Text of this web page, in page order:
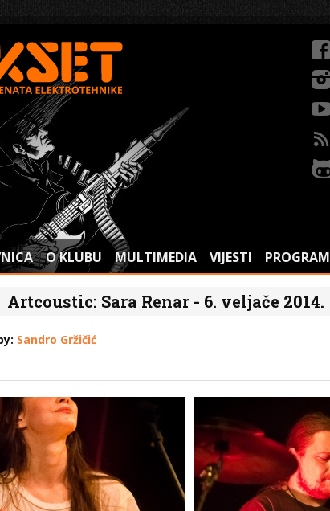
O KLUBU MULTIMEDIA VIJESTI PROGRAM
Artcoustic: Sara Renar - 6. veljače 2014.
Sandro Gržičić